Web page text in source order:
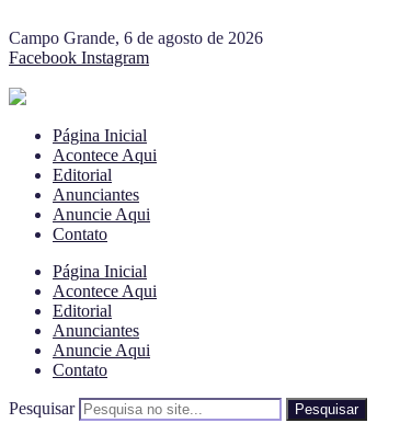
Campo Grande, 6 de agosto de 2026
Facebook Instagram
Página Inicial
Acontece Aqui
Editorial
Anunciantes
Anuncie Aqui
Contato
Página Inicial
Acontece Aqui
Editorial
Anunciantes
Anuncie Aqui
Contato
Pesquisar Pesquisar